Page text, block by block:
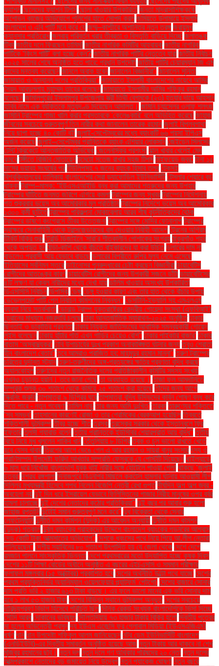
ফ্যাশন ছেলেদের ফ্যাশন টিপস ছোলা খাওয়ার উপকারিতা জনতা মাদ্রাসাশিক্ষককে
অশোভন কাজের অভিযোগে পুলিশের হাতে সোপর্দ করল জমিয়তে উলামায়ে ইসলাম
বাংলাদেশ ও এবি পার্টি মনে করে যে জম্মু–কাশ্মীরে অশান্তির নতুন তরঙ্গ জরায়ুমুখ
ক্যানসার প্রতিরোধ জলবায়ু পরিবর্তন খরার তীব্রতা ও বিস্তৃতি বাড়িয়ে দিচ্ছে জলাতঙ্ক
টিকা জাতীয় দলে ফিরছেন তামিম! জাতীয় নাগরিক কমিটির আহ্বায়ক জাতীয় নাগরিক
পার্টিকে ‘কিংস পার্টি’ বলা হচ্ছে কেন? জাতীয় নাগরিক পার্টির নেতৃত্বে যারা জাতীয় নির্বাচন
২০২৫ সালের শেষে অনুষ্ঠিত হতে পারে: প্রধান উপদেষ্টা জাতীয় পার্টির চেয়ারম্যান জি এম
কাদের মন্তব্য করেছেন জানলে অবাক হবেন জানালেন বিজ্ঞানীরা" জানালেন সুনিতা
জামায়াত ও অন্যান্য দলের প্রতিক্রিয়া'' জামায়াতে ইসলামী বাংলাদেশের নায়েবে আমির
সৈয়দ আবদুল্লাহ মুহাম্মদ তাহের বলেছেন জামায়াতে ইসলামীর আমির শফিকুর রহমান
বলেছেন জামালপুরের ইসলামপুর উপজেলায় স্ত্রী তিথী বেগমকে (২৩) হত্যার দায়ে আহসান
হাবিব নামে এক ব্যক্তিকে মৃত্যুদণ্ড দিয়েছেন আদালত। জার্মান চ্যান্সেলর ওলাফ শলৎজ
জার্মানি ট্রাম্পের গাজা খালি করার প্রস্তাবকে 'কেলেঙ্কারি' বলে অভিহিত করেছে জাহাজ
জীবনের সবচেয়ে গুরুত্বপূর্ণ তিন নারীর কথা জানালেন তারেক রহমান জুলাই বিপ্লবগাথা
নিয়ে ছাপা হচ্ছে ৪০ কোটি বই জুলাই-সেপ্টেম্বরের মধ্যে ব্যাংকটি ৬৬ পয়সা ইপিএস
অর্জন করেছে জুলাই–সেপ্টেম্বর প্রান্তিকে ব্যাংক এশিয়ার লোকসান জেইডেন সিলসের
টেস্ট ক্রিকেটে আন্তর্জাতিক অভিষেক জেলেনস্কির প্রশংসা ঝাল খাবার খেলেই মেদ
কমবে টঙ্গীতে বিজিবি মোতায়েন টমেটো সতেজ রাখার সহজ টিপস টাইফয়েড জ্বর: টানা ১৫
মাসের ভয়াবহ সংঘর্ষের পর টিউলিপসহ ৭ জনের ব্যাংক হিসাব তলব টেকসই
বিশ্ববিদ্যালয়ের তালিকায় বাংলাদেশের সেরা ড্যাফোডিল ইউনিভার্সিটি টেসলার শেয়ারে বড়
ধাক্কা ট্রাম্প–মাস্ক: ‘ইউএসএআইডি বন্ধ করা আমাদের শত্রুদের জন্য উপহার
ট্রাম্পের ঘাঁটিতে জনমত জরিপে এগিয়ে কমলা ট্রাম্পের জন্য সুখবর ট্রাম্পের নির্দেশনায়
গত শুক্রবার ভয়েস অব আমেরিকার মূল প্রতিষ্ঠান ট্রাম্পের নির্দেশে ভয়েস অব আমেরিকার
১৩০০ কর্মী ছুটিতে ট্রাম্পের পরিকল্পনা মোকাবেলায় আরব শীর্ষ কূটনীতিকদের বৈঠক
ট্রাম্পের ভাষণে কংগ্রেসে তীব্র উত্তেজনা ট্রাম্পের সঙ্গে মোদির ফোনালাপ ট্রাম্পের
স্বাক্ষরে সেনাবাহিনী থেকে ট্রান্সজেন্ডারদের বাদ দেওয়ার নির্বাহী আদেশ ট্রেনের অগ্রিম
টিকিট বিক্রি শুরু ট্রেন্ডি ডিজাইনে 'সারা'র শীতকালীন পোশাকের সংগ্রহ ঠাকুরগাঁও শহর
থেকে অপহৃত হন ঠান্ডা-কাশি থেকে বাঁচতে বাইকারদের যা করা উচিত ডলারের দাম না
বাড়লেও প্রবাসী আয় যেভাবে বাড়ছে ডলারের বিপরীতে রুপির মূল্য নেমে এসেছে
ইতিহাসের সর্বনিম্ন স্তরে ডাইনোসর পুনরুদ্ধারের চেষ্টা করছেন বিজ্ঞানীরা ডায়াবেটিস
রোগীদের আতঙ্কের কারণ ডায়াবেটিস রোগীদের জন্য উপকারী সজনে ডাঁটা ডায়াবেটিসের
৪টি লক্ষণ যা কেবল নারীদের মধ্যে দেখা যায় ডালিম খাওয়ার অসংখ্য উপকারিতা
ডিএসসিসি নির্বাচন ডিপসিক ডেঙ্গু ডেঙ্গু হওয়ার কারণ এবং তার হাত থেকে বাঁচার উপায়
ডেভেলপমেন্ট পার্টি পেল নির্বাচন কমিশনের নিবন্ধন" ডেসটিনি-ইভ্যালি সহ এমএলএম
ব্যবসা নিয়ে সতর্কবার্তা ডোনাল্ড ট্রাম্প যুক্তরাষ্ট্রের কেন্দ্রীয় গোয়েন্দা সংস্থা (এফবিআই)
ড্রোনের মাধ্যমে নজরদারি চলছে ঢাকা আন্তর্জাতিক ম্যারাথন-২০২৫ অনুষ্ঠিত ঢাকায়
ছিনতাই ও ডাকাতির প্রবণতা ঢাকায় নিযুক্ত জাতিসংঘের আবাসিক সমন্বয়কারী গোয়েন
লুইস বলেছেন ঢাকায় হাঁটার গতি এখন গাড়ির চেয়েও বেশি'' ঢাকার পাইকারি বাজার' ঢাকার
বাতাস ‘অস্বাস্থ্যকর’ ঢাবি উপাচার্যের দুঃখ প্রকাশ অনাকাঙ্ক্ষিত ঘটনার জন্য তবুও শ্রোতা
হীন বাংলাদেশ বেতার” তবে আমরাও পরাজিত হব: মাহমুদুর রহমান মান্না" তরুণ ট্রাম্পের
চরিত্রে দুর্দান্ত স্ট্যান তরুণ-তরুণীদের অঙ্গ-প্রত্যঙ্গের ক্ষতির প্রবণতা বৃদ্ধি করছে
অ্যালকোহল তরুণদের নতুন রাজনৈতিক দলের প্রতিষ্ঠাকালীন কমিটির সদস্য সংখ্যা
এখনও চূড়ান্ত হয়নি। তবে জানা গেছে তা অব্যাহত রয়েছে। তাজা ফল আমদানিতে
সম্পূরক শুল্ক ৩০ শতাংশ থেকে কমিয়ে ২৫ শতাংশ করা হয়েছে তাঁদের জন্য আগে
স্ক্রিনিং জরুরি তাপমাত্রা ৯ ডিগ্রির ঘরে তাপমাত্রা বৃদ্ধি উদ্ভিদের কার্বন শোষণ বন্ধ করে
দিতে পারে - নতুন গবেষণা তামিল নাড়ু তার জন্য আমি দুঃখিত' তারকা তারুণ্যের শক্তিতে
‘সব সম্ভব’ তাহসানের কারণেই রোজা ও তার প্রেমিকের ব্রেকআপ হয়েছিল তিব্বতে
শক্তিশালী ভূমিকম্প তীব্র হচ্ছে শীত তুরস্ক তুরস্কের সরকার থেকে ইস্তানবুলে ফ্রি
ইফতার তুলসী গ্যাবার্ড বলেন তৃতীয় প্রান্তিকে ইউসিবির শেয়ারপ্রতি আয় বৃদ্ধি" তৃতীয়
বিয়ে নিয়ে মুখ খুললেন শাকিব খান তেঁতুলিয়ায় ৮ ডিগ্রি ত্বক ও চুল ভালো রাখতে খেতে
হবে যেসব খাবার ত্রিশের আগে ভেঙে গেল এ আর রহমান ও সায়রা বানুর সংসার ৎস্য ও
প্রাণিসম্পদ উপদেষ্টা ফরিদা আখতার সম্প্রতি ফেসবুকে যে পোস্টটি দিয়েছেন থাইল্যান্ডে
৬ মাস ধরে নিখোঁজ বাংলাদেশি যুবক থাই নারীর সঙ্গে হোটেলে পাওয়া গেল! থাকছে ‘জুলাই
চত্বর’ দশরথ রঙ্গশালা দিনাজপুরে বিএনপির মিছিলে ককটেল হামলার ঘটনায় আওয়ামী লীগ
দিল্লির মুখ্যমন্ত্রী হিসেবে শপথ নিলেন বিজেপি নেত্রী রেখা গুপ্ত দীর্ঘদিন অল্প অল্প জ্বর -
অবহেলা নয় দুই দিন ধরে ইসরায়েল যেভাবে ফিলিস্তিনের গাজার নিরীহ মানুষের ওপর বর্বর
হামলা চালাচ্ছে দুই দেশের নেতাদের কঠোর প্রতিক্রিয়া" দুই বছর পর আবার শুরু হলো
জাহাজ রপ্তানি দুটোই সমান গুরুত্বপূর্ণ মনে করে" দুধ বিক্রেতা থেকে সেনার
লেফটেন্যান্ট! দুর্নীতি দমন কমিশন (দুদক) এর আবেদন অনুযায়ী দুর্নীতি দমন কমিশন
(দুদক) গতকাল দুর্বল ব্যাংকের গ্রাহকদের উদ্দেশে বাংলাদেশ ব্যাংকের গভর্নরের আশ্বাস
দেড় কোটি টাকা আত্মসাতের অভিযোগ" দেশকে ধ্বংসের পথে নিয়ে গিয়ে আ.লীগ নেতারা
পালিয়েছেন" দেশীয় সয়াবিনের ৮০ শতাংশ উৎপাদিত হয় যে জেলা থেকে দেশে দেশে
রমজান পালনে সাংস্কৃতিক ভিন্নতা দেশে প্রথমবারের মতো উদযাপিত হচ্ছে কৃষক দিবস
দেশের ১১টি শিক্ষা বোর্ডের অধীনে অনুষ্ঠিত এ বছরের এইচএসসি ও সমমান পরীক্ষার
ফলাফল মঙ্গলবার (১৫ অক্টোবর) প্রকাশিত হবে দেশের অর্থনীতি উল্টো পথে যাচ্ছে দেশের
প্রথম প্রযুক্তিনির্ভর অ্যানিম্যাল ওয়েলফেয়ার প্ল্যাটফর্ম 'পেটগো' দেশের বাজারে সোনার
দাম প্রতি ভরি ২ হাজার ৬১৩ টাকা বাড়ছে। এর ফলে ভালো মানের এক ভরি সোনার দাম
হবে ১ লাখ ৫৩ হাজার টাকা দেশের বিভিন্ন স্থানে ভূমিকম্প অনুভূত দেশের সবচেয়ে
দারিদ্র্যপ্রবণ বিভাগ হিসেবে পরিচিত ছিল দৈনিক রেকর্ড সংখ্যক বাংলাদেশিকে ভিসা দিচ্ছে
সৌদি আরব দোকানের ভবিষ্যৎ দৌলতদিয়ায় ৭৩ হাজার টাকায় বিক্রি হলো দ্বিতীয় পুত্রের
মা হলেন অভিনেত্রী প্রসূন দ্য ইউএস এজেন্সি ফর গ্লোবাল মিডিয়া (ইউএসএজিএম)
ধর্ষণ ধান ধান উপদেষ্টা শফিকুল আলম জানিয়েছেন নটর ডেম ইউনিভার্সিটি বাংলাদেশ
(এনডিইউবি)-এর দ্বিতীয় সমাবর্তন অনুষ্ঠিত হয়েছে আজ নতুন টাকায় আর থাকবে না শেখ
মুজিবুর রহমানের ছবি। নতুন দল নতুন দলে গণ অধিকার পরিষদের ২০ নেতা নতুন দলের
আত্মপ্রকাশে নেতাদের বড় জমায়েত নিয়ে উদ্বেগ নতুন প্যাকেজ ঘোষণা নতুন বছরে